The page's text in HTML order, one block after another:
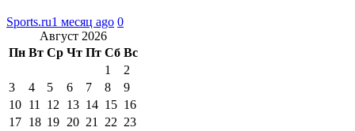
Sports.ru1 месяц ago 0
Август 2026
Пн Вт Ср Чт Пт Сб Вс
1
2
3
4 5 6 7 8
9
10 11 12 13 14 15 16
17 18 19 20 21 22 23